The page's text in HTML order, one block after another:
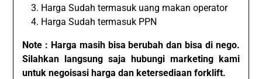
Harga Sudah termasuk uang makan operator
Harga Sudah termasuk PPN
Note : Harga masih bisa berubah dan bisa di nego.
Silahkan langsung saja hubungi marketing kami
untuk negoisasi harga dan ketersediaan forklift.